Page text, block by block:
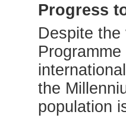
Progress
Despite
the
population